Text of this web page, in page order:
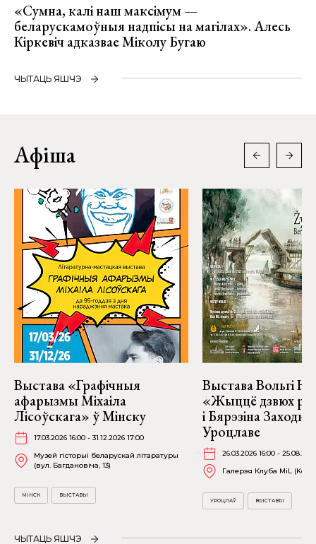
«Сумна, калі наш максімум —
беларускамоўныя надпісы на магілах». Алесь
Кіркевіч адказвае Міколу Бугаю
ЧЫТАЦЬ ЯШЧЭ
Афіша
Выстава «Графічныя
афарызмы Міхаіла
Лісоўскага» ў Мінску
17.03.2026 16:00 - 31.12.2026 17:00
Музей гісторыі беларускай літаратуры
(вул. Багдановіча, 13)
МІНСК ВЫСТАВЫ
Выстава Вольгі
«Жыццё дзвюх
і Бярэзіна
Уроцлаве
26.03.2026 16:00 -
Галерэя Клуба MiL
УРОЦЛАЎ ВЫСТАВЫ
ЧЫТАЦЬ ЯШЧЭ